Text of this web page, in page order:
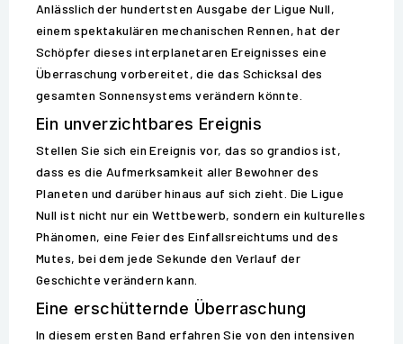
Anlässlich der hundertsten Ausgabe der Ligue Null,
einem spektakulären mechanischen Rennen, hat der
Schöpfer dieses interplanetaren Ereignisses eine
Überraschung vorbereitet, die das Schicksal des
gesamten Sonnensystems verändern könnte.
Ein unverzichtbares Ereignis
Stellen Sie sich ein Ereignis vor, das so grandios ist,
dass es die Aufmerksamkeit aller Bewohner des
Planeten und darüber hinaus auf sich zieht. Die Ligue
Null ist nicht nur ein Wettbewerb, sondern ein kulturelles
Phänomen, eine Feier des Einfallsreichtums und des
Mutes, bei dem jede Sekunde den Verlauf der
Geschichte verändern kann.
Eine erschütternde Überraschung
In diesem ersten Band erfahren Sie von den intensiven